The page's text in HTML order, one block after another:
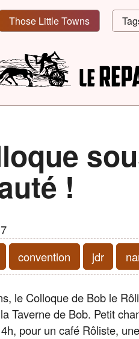
Those Little Towns
!
convention jdr
le Colloque de Bob le
Taverne de Bob. Petit
pour un café Rôliste,